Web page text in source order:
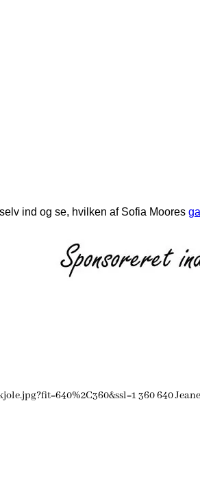
ind og se, hvilken af Sofia Moores
360640